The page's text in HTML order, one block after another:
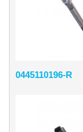
0445110196-R